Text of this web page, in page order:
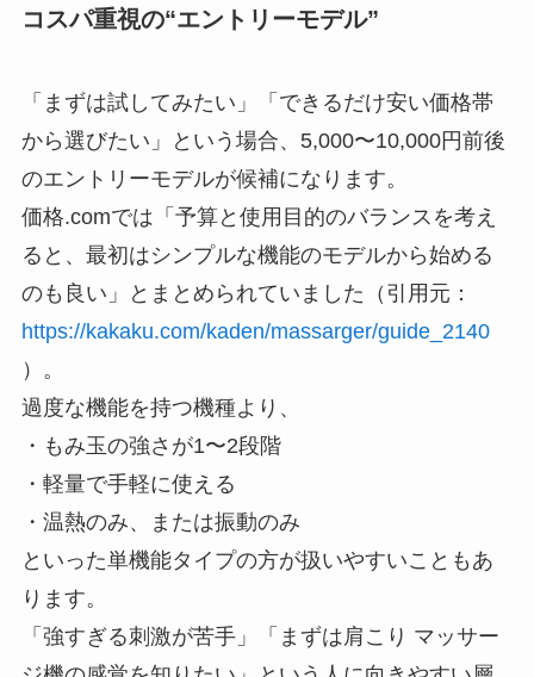
コスパ重視の“エントリーモデル”
「まずは試してみたい」「できるだけ安い価格帯
から選びたい」という場合、5,000〜10,000円前後
のエントリーモデルが候補になります。
価格.comでは「予算と使用目的のバランスを考え
ると、最初はシンプルな機能のモデルから始める
のも良い」とまとめられていました（引用元：
https://kakaku.com/kaden/massarger/guide_2140
）。
過度な機能を持つ機種より、
・もみ玉の強さが1〜2段階
・軽量で手軽に使える
・温熱のみ、または振動のみ
といった単機能タイプの方が扱いやすいこともあ
ります。
「強すぎる刺激が苦手」「まずは肩こり マッサー